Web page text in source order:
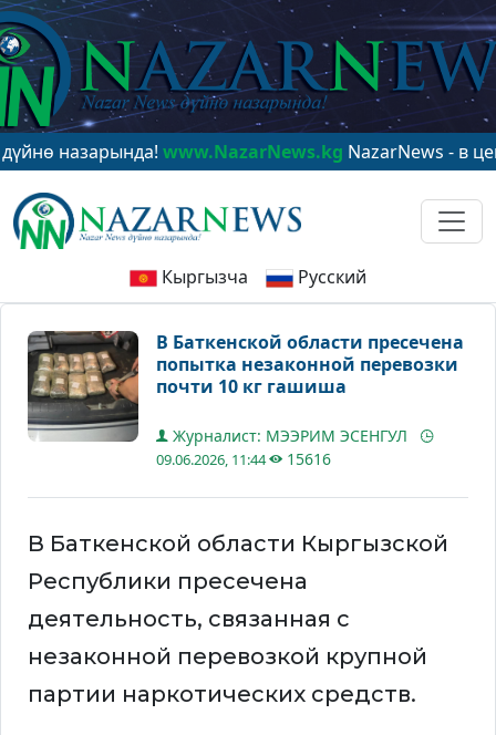
www.NazarNews.kgNazarNews - в центре
Кыргызча Русский
В Баткенской области пресечена
попытка незаконной перевозки
почти 10 кг гашиша
Журналист: МЭЭРИМ ЭСЕНГУЛ
09.06.2026, 11:44 15616
В Баткенской области Кыргызской
Республики пресечена
деятельность, связанная с
незаконной перевозкой крупной
партии наркотических средств.